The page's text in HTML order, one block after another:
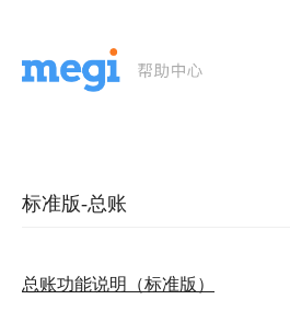
标准版-总账
总账功能说明（标准版）